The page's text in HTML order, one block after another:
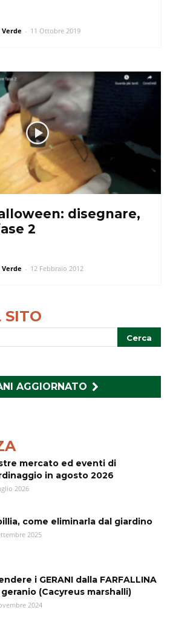
Verde - 11 Ottobre 2019
disegnare,
2
Verde - 12 Febbraio 2012
SITO
AGGIORNATO
mercato ed eventi di
in agosto 2026
2026
come eliminarla dal giardino
2025
i GERANI dalla FARFALLINA
(Cacyreus marshalli)
2024